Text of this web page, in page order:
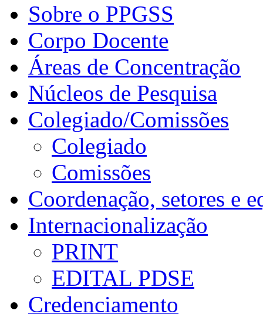
Sobre o PPGSS
Corpo Docente
Áreas de Concentração
Núcleos de Pesquisa
Colegiado/Comissões
Colegiado
Comissões
Coordenação, setores e
Internacionalização
PRINT
EDITAL PDSE
Credenciamento